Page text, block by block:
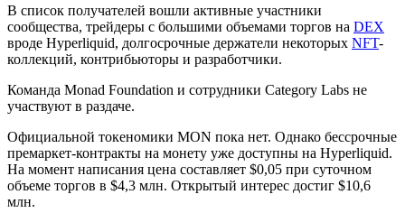
В список получателей вошли активные участники
сообщества, трейдеры с большими объемами торгов на DEX
вроде Hyperliquid, долгосрочные держатели некоторых NFT-
коллекций, контрибьюторы и разработчики.
Команда Monad Foundation и сотрудники Category Labs не
участвуют в раздаче.
Официальной токеномики MON пока нет. Однако бессрочные
премаркет-контракты на монету уже доступны на Hyperliquid.
На момент написания цена составляет $0,05 при суточном
объеме торгов в $4,3 млн. Открытый интерес достиг $10,6
млн.